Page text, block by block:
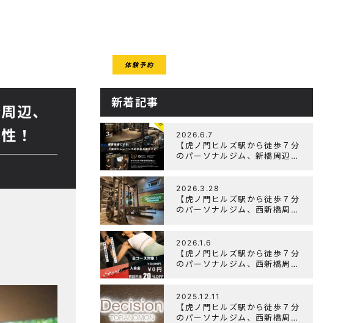
体験予約
辺、
！
新着記事
2026.6.7
【虎ノ門ヒルズ駅から徒歩７分
のパーソナルジム、新橋周辺、
ペーン』実施中！
2026.3.28
【虎ノ門ヒルズ駅から徒歩７分
のパーソナルジム、西新橋周
トレーニング記事の監修をしま
した
2026.1.6
【虎ノ門ヒルズ駅から徒歩７分
のパーソナルジム、西新橋周
ャンペーン実施します！
2025.12.11
【虎ノ門ヒルズ駅から徒歩７分
のパーソナルジム、西新橋周